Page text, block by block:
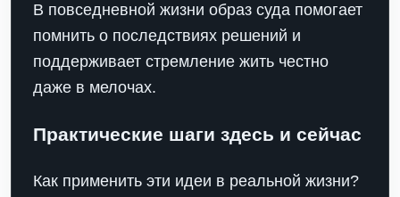
В повседневной жизни образ суда помогает
помнить о последствиях решений и
поддерживает стремление жить честно
даже в мелочах.
Практические шаги здесь и сейчас
Как применить эти идеи в реальной жизни?